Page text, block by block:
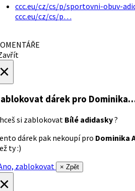
ccc.eu/cz/cs/p/sportovni-obuv-
ccc.eu/cz/cs/p…
dárek pro
si zablokovat Bílé adidasky?
dárek pak nekoupí pro Dominika
ty :)
zablokovat
× Zpět